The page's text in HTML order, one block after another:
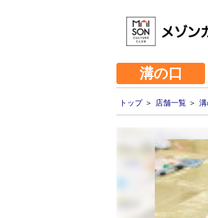
溝の口
トップ＞ 店舗一覧 ＞ 溝